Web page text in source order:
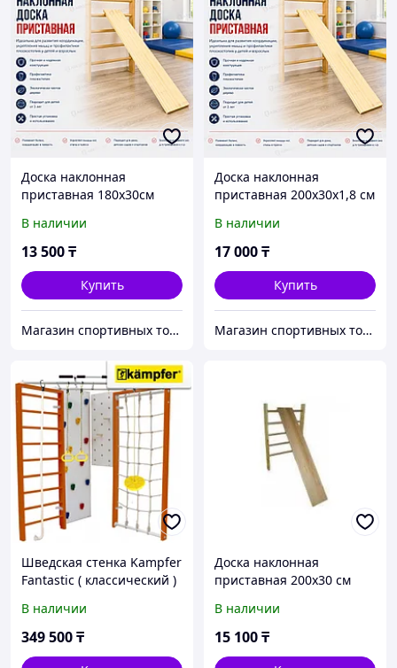
Доска наклонная
приставная 180x30см
В наличии
13 500₸
Купить
Магазин спортивных товаров SPORTCITY
Доска наклонная
приставная 200x30х1,8 см
В наличии
17 000₸
Купить
Магазин спортивных товаров ABKSPORT
Шведская стенка Kampfer
Fantastic ( классический )
В наличии
349 500₸
Доска наклонная
приставная 200x30 см
В наличии
15 100₸